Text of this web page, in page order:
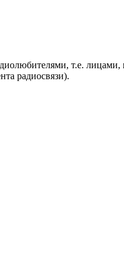
т.е.
радиосвязи).